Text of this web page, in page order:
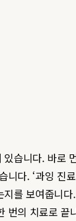
습니다. 바로
니다. ‘과잉 진
를 보여줍니
의 치료로